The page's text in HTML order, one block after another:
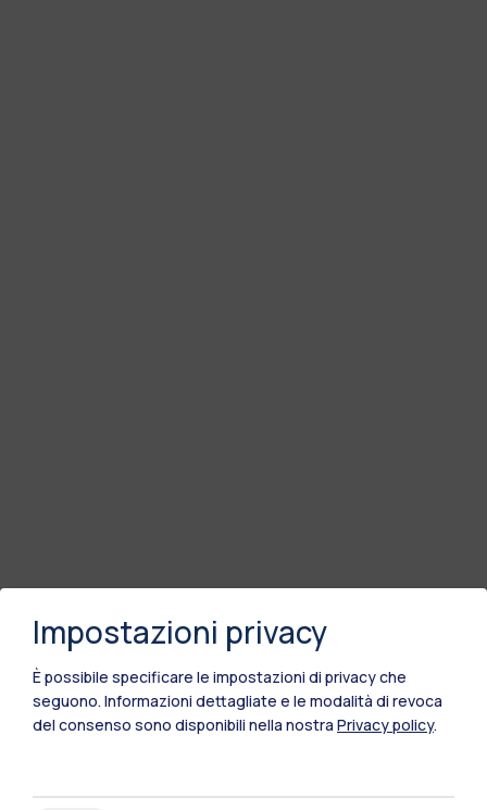
Impostazioni privacy
È possibile specificare le impostazioni di privacy che
seguono. Informazioni dettagliate e le modalità di revoca
del consenso sono disponibili nella nostra Privacy policy.